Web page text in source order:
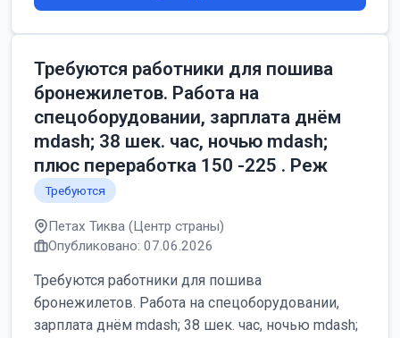
Требуются работники для пошива
бронежилетов. Работа на
спецоборудовании, зарплата днём
mdash; 38 шек. час, ночью mdash;
плюс переработка 150 -225 . Реж
Требуются
Петах Тиква (Центр страны)
Опубликовано: 07.06.2026
Требуются работники для пошива
бронежилетов. Работа на спецоборудовании,
зарплата днём mdash; 38 шек. час, ночью mdash;